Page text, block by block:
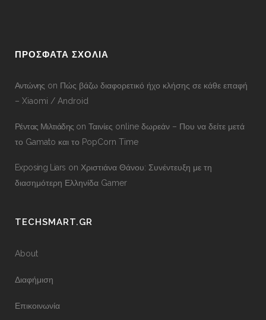
ΠΡΟΣΦΑΤΑ ΣΧΟΛΙΑ
Αντώνης on Πώς βάζω διαφορετικό ήχο κλήσης σε κάθε επαφή
– Xiaomi / Android
Ρέντας Μιλτιάδης onΤαινίες online δωρεάν – Που να δείτε μετά
το Gamato και το PopCorn Time
Exposing Liars on Χριστιάνα Θάνου: Συνέντευξη με τη
διασημότερη Ελληνίδα Gamer
TECHSMART.GR
About
Διαφήμιση
Επικοινωνία